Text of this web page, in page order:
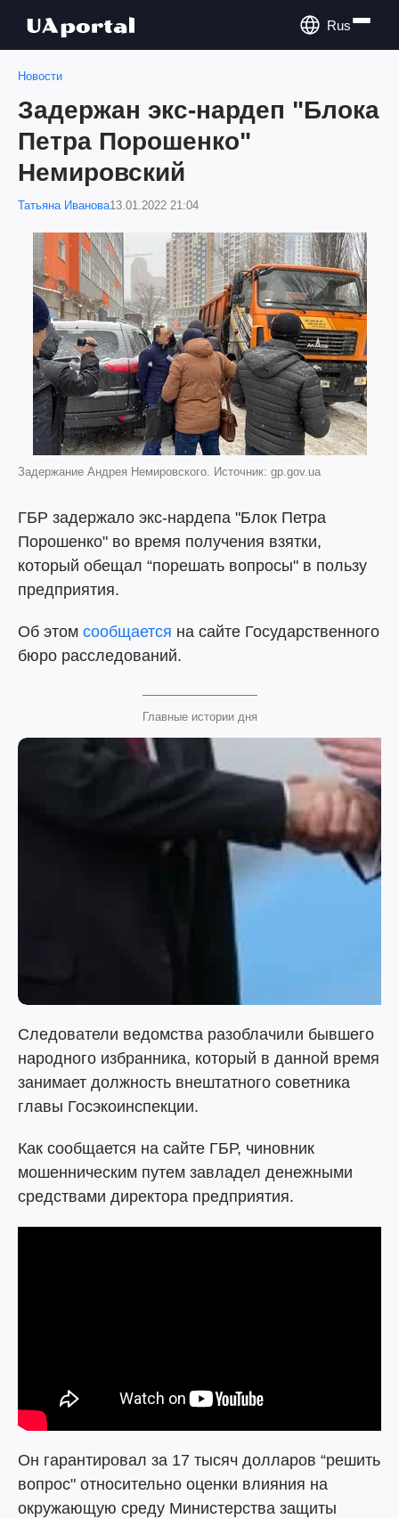
Rus
Новости
Задержан экс-нардеп "Блока
Петра Порошенко"
Немировский
Татьяна Иванова13.01.2022 21:04
Задержание Андрея Немировского. Источник: gp.gov.ua
ГБР задержало экс-нардепа "Блок Петра
Порошенко" во время получения взятки,
который обещал “порешать вопросы" в пользу
предприятия.
Об этом сообщается на сайте Государственного
бюро расследований.
Главные истории дня
Следователи ведомства разоблачили бывшего
народного избранника, который в данной время
занимает должность внештатного советника
главы Госэкоинспекции.
Как сообщается на сайте ГБР, чиновник
мошенническим путем завладел денежными
средствами директора предприятия.
Он гарантировал за 17 тысяч долларов “решить
вопрос" относительно оценки влияния на
окружающую среду Министерства защиты